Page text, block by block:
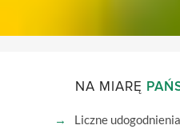
NA MIARĘ
Liczne